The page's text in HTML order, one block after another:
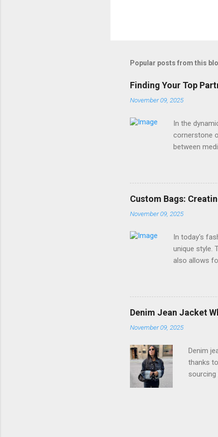
Popular posts from this
Finding Your Top
November 09, 2025
In the
cornerstone
between
search? It
the most
control,
especially if
Custom Bags:
November 09, 2025
In today's
unique style.
also allows
shopping,
can create
statement
chic clutches
Denim Jean Jacket
November 09, 2025
Denim
thanks
with